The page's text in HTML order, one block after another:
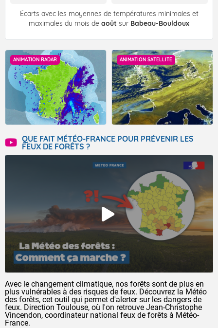
Écarts avec les moyennes de températures minimales et
maximales du mois de août sur Babeau-Bouldoux
ANIMATION RADAR ANIMATION SATELLITE
QUE FAIT MÉTÉO-FRANCE POUR PRÉVENIR LES
FEUX DE FORÊTS ?
Avec le changement climatique, nos forêts sont de plus en
plus vulnérables à des risques de feux. Découvrez la Météo
des forêts, cet outil qui permet d'alerter sur les dangers de
feux. Direction Toulouse, où l'on retrouve Jean-Christophe
Vincendon, coordinateur national feux de forêts à Météo-
France.